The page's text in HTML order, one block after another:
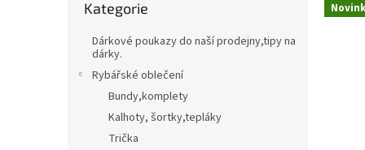
Třpytky,plandavky,Spinnerbaity,Spintaily
kategorie
Kategorie
Dárkové poukazy do naší prodejny,tipy na
dárky.
Rybářské oblečení
Bundy,komplety
Kalhoty, šortky,tepláky
Trička